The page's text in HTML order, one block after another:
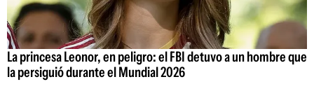
La princesa Leonor, en peligro: el FBI detuvo a un hombre que
la persiguió durante el Mundial 2026